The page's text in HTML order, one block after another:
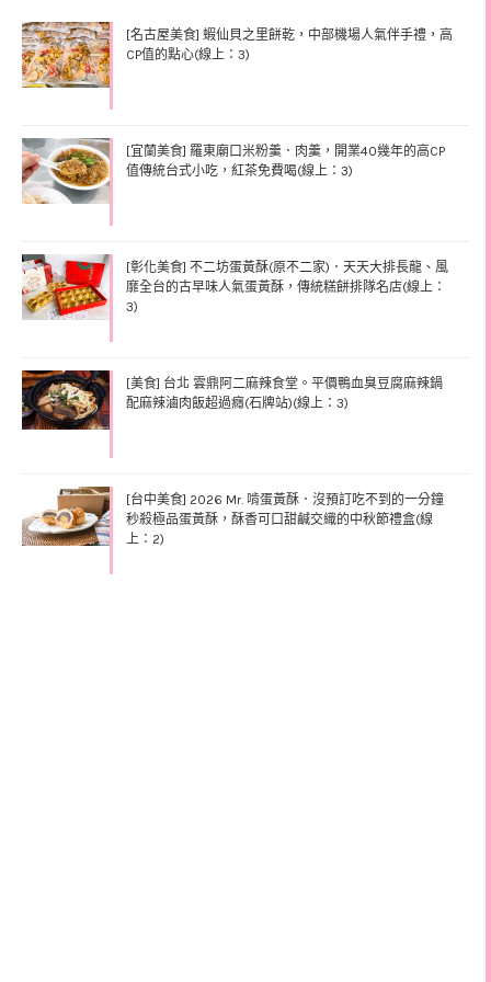
[名古屋美食] 蝦仙貝之里餅乾，中部機場人氣伴手禮，高
CP值的點心(線上：3)
[宜蘭美食] 羅東廟口米粉羹．肉羹，開業40幾年的高CP
值傳統台式小吃，紅茶免費喝(線上：3)
[彰化美食] 不二坊蛋黃酥(原不二家)．天天大排長龍、風
靡全台的古早味人氣蛋黃酥，傳統糕餅排隊名店(線上：
3)
[美食] 台北 雲鼎阿二麻辣食堂。平價鴨血臭豆腐麻辣鍋
配麻辣滷肉飯超過癮(石牌站)(線上：3)
[台中美食] 2026 Mr. 啃蛋黃酥．沒預訂吃不到的一分鐘
秒殺極品蛋黃酥，酥香可口甜鹹交織的中秋節禮盒(線
上：2)